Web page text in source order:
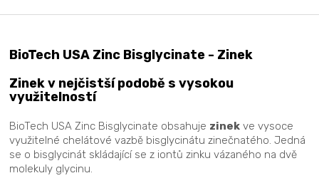
BioTech USA Zinc Bisglycinate - Zinek
Zinek v nejčistší podobě s vysokou
využitelností
BioTech USA Zinc Bisglycinate obsahuje zinek ve vysoce
využitelné chelátové vazbě bisglycinátu zinečnatého. Jedná
se o bisglycinát skládající se z iontů zinku vázaného na dvě
molekuly glycinu.